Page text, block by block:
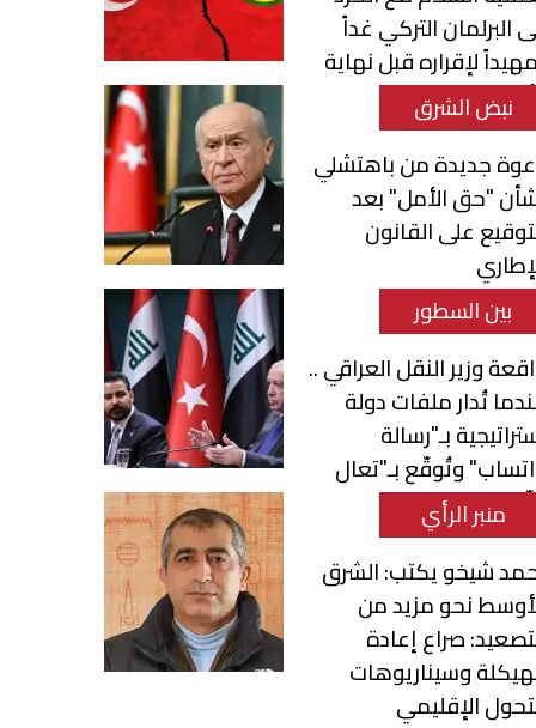
البرلمان التركي غداً
لإقراره قبل نهاية
نبض الشرق
جديدة من باهتشلي
"حق الأمل" بعد
على القانون
بين السطور
وزير النقل العراقي ..
تُدار ملفات دولة
بـ"رسالة
وتُوقّع بـ"تعال
منبر الرأي
شيخو يكتب: الشرق
نحو مزيد من
صراع إعادة
وسيناريوهات
الإقليمي